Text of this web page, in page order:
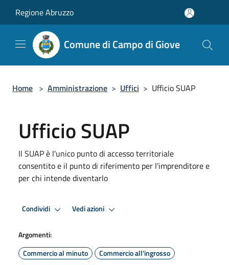
Regione Abruzzo
Comune di Campo di Giove
Home > Amministrazione > Uffici > Ufficio SUAP
Ufficio SUAP
Il SUAP è l'unico punto di accesso territoriale
consentito e il punto di riferimento per l'imprenditore e
per chi intende diventarlo
Condividi Vedi azioni
Argomenti:
Commercio al minuto
Commercio all'ingrosso